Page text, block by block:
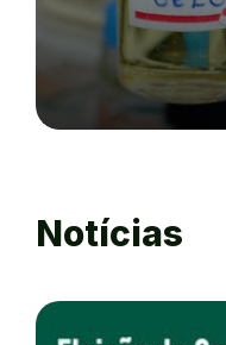
Notícias